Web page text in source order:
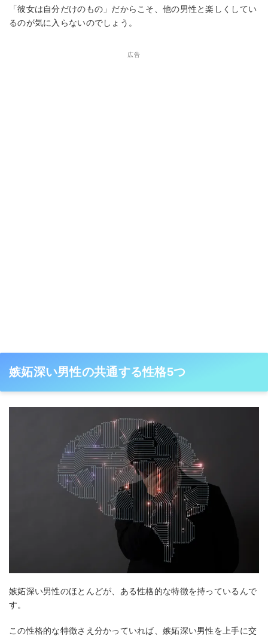
「彼女は自分だけのもの」だからこそ、他の男性と楽しくしてい
るのが気に入らないのでしょう。
広告
嫉妬深い男性の共通する性格5つ
嫉妬深い男性のほとんどが、ある性格的な特徴を持っているんで
す。
この性格的な特徴さえ分かっていれば、嫉妬深い男性を上手に交